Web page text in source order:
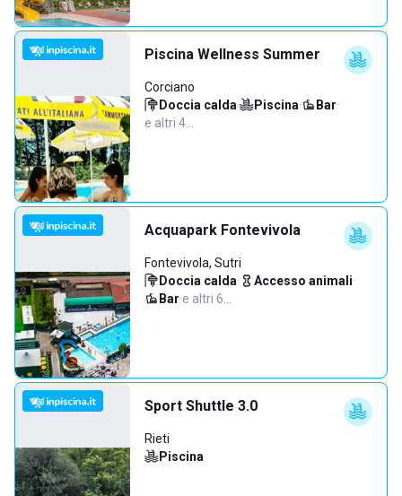
Piscina Wellness Summer
Corciano
Doccia calda· Piscina· Bar·
e altri 4…
Acquapark Fontevivola
Fontevivola, Sutri
Doccia calda· Accesso animali·
Bar·e altri 6…
Sport Shuttle 3.0
Rieti
Piscina